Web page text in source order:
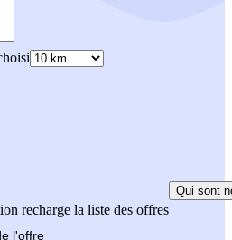
recharge la liste des offres
Qui sont
l'offre